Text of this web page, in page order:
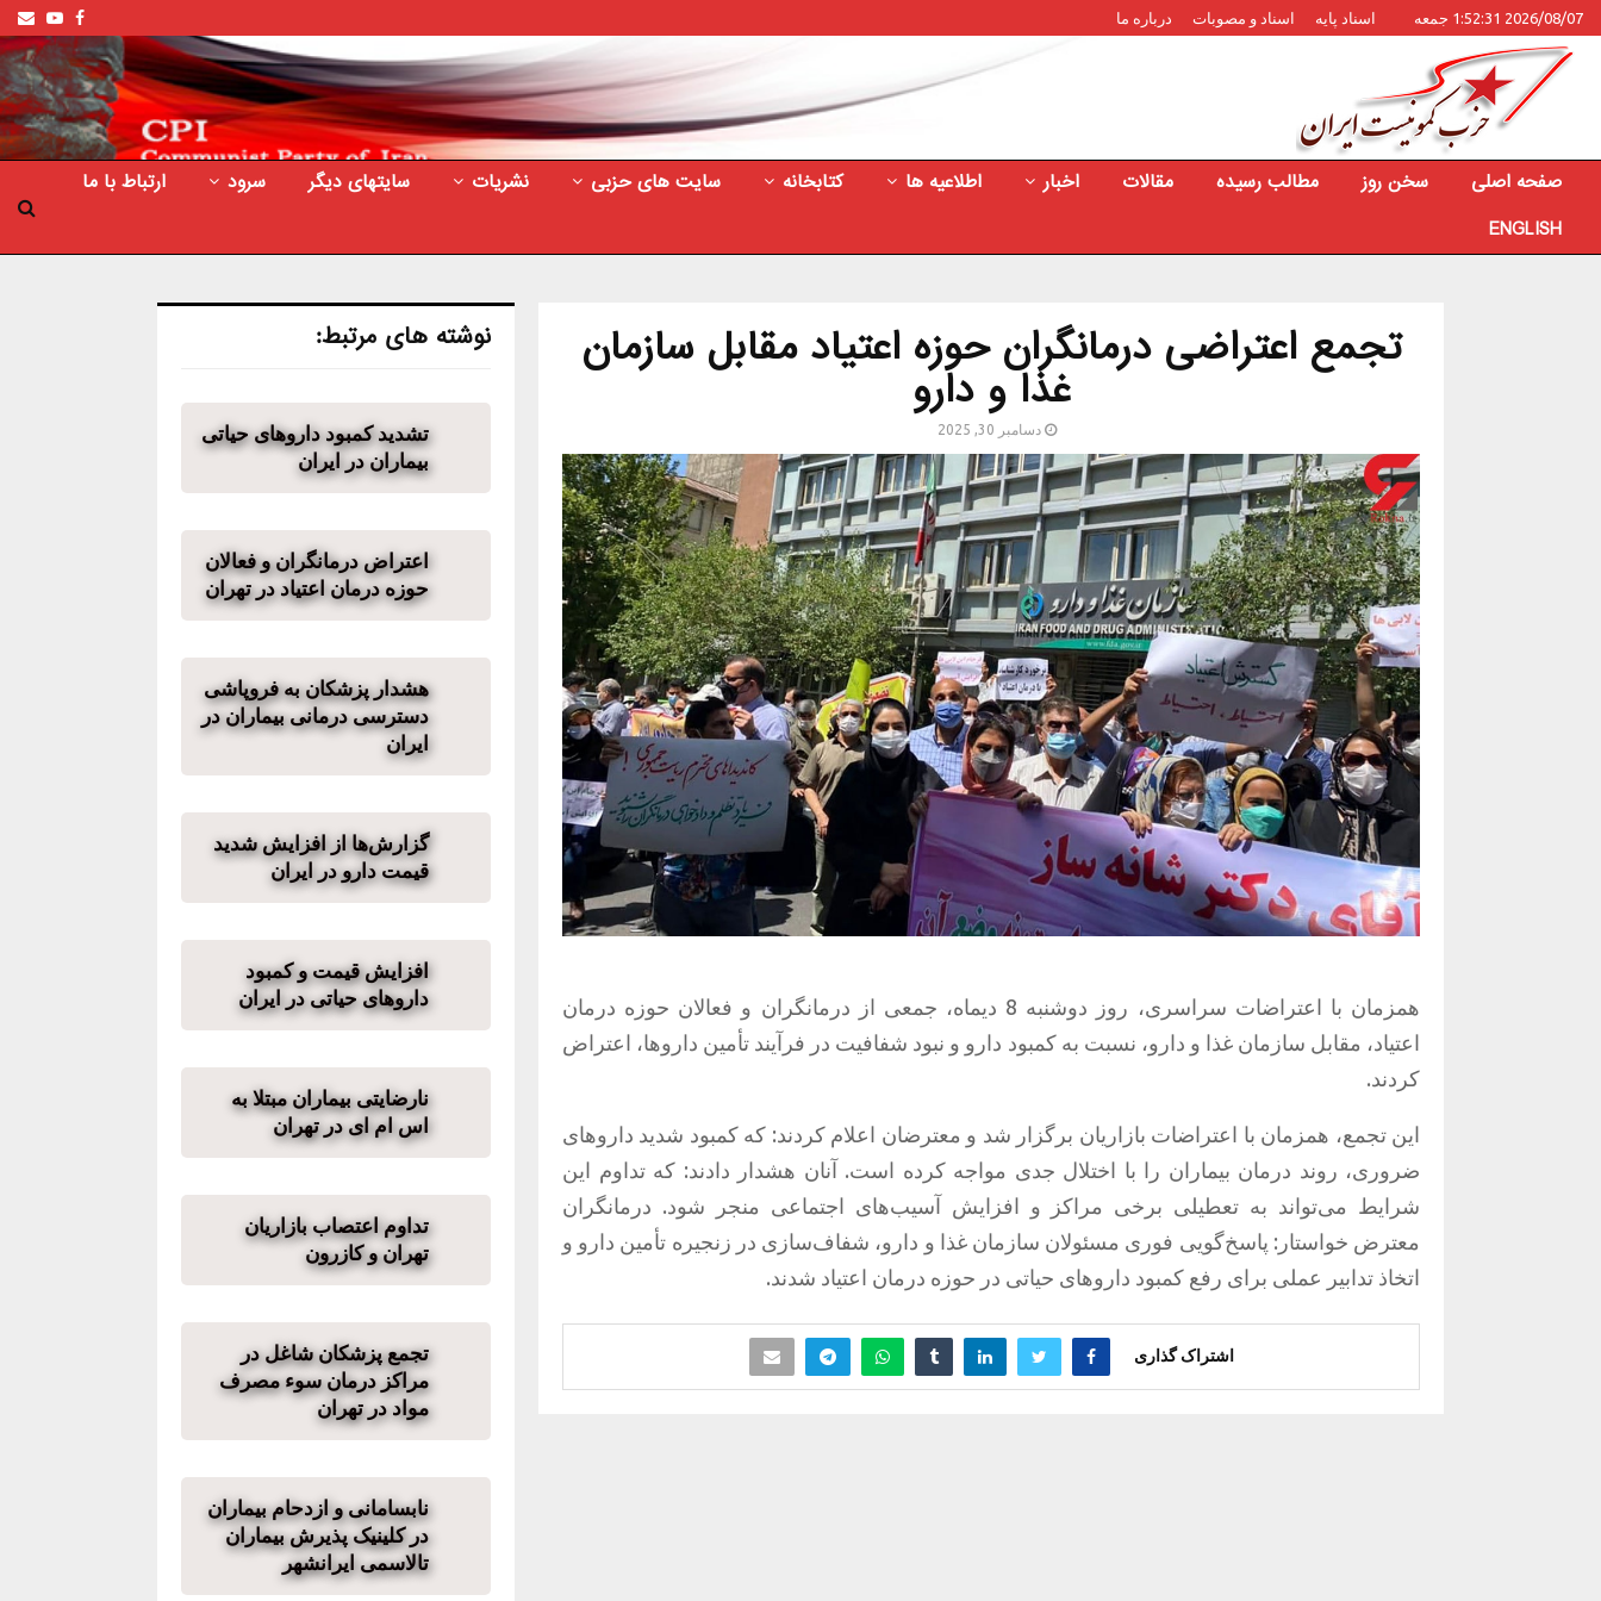
2026/08/07 1:52:31 جمعه اسناد پایه اسناد و مصوبات درباره ما Facebook
صفحه اصلی سخن روز مطالب رسیده مقالات اخبار اطلاعیه ها کتابخانه سایت های حزبی نشریات سایتهای دیگر سرود
ارتباط با ما
ENGLISH
تجمع اعتراضی درمانگران حوزه اعتیاد مقابل سازمان
غذا و دارو
دسامبر 30, 2025
همزمان با اعتراضات سراسری، روز دوشنبه 8 دیماه، جمعی از درمانگران و فعالان حوزه درمان
اعتیاد، مقابل سازمان غذا و دارو، نسبت به کمبود دارو و نبود شفافیت در فرآیند تأمین داروها، اعتراض
کردند.
این تجمع، همزمان با اعتراضات بازاریان برگزار شد و معترضان اعلام کردند: که کمبود شدید داروهای
ضروری، روند درمان بیماران را با اختلال جدی مواجه کرده است. آنان هشدار دادند: که تداوم این
شرایط می‌تواند به تعطیلی برخی مراکز و افزایش آسیب‌های اجتماعی منجر شود. درمانگران
معترض خواستار: پاسخ‌گویی فوری مسئولان سازمان غذا و دارو، شفاف‌سازی در زنجیره تأمین دارو و
اتخاذ تدابیر عملی برای رفع کمبود داروهای حیاتی در حوزه درمان اعتیاد شدند.
اشتراک گذاری
نوشته های مرتبط:
تشدید کمبود داروهای حیاتی
بیماران در ایران
اعتراض درمانگران و فعالان
حوزه درمان اعتیاد در تهران
هشدار پزشکان به فروپاشی
دسترسی درمانی بیماران در
ایران
گزارش‌ها از افزایش شدید
قیمت دارو در ایران
افزایش قیمت و کمبود
داروهای حیاتی در ایران
نارضایتی بیماران مبتلا به
اس‌ ام‌ ای در تهران
تداوم اعتصاب بازاریان
تهران و کازرون
تجمع پزشکان شاغل در
مراکز درمان سوء مصرف
مواد در تهران
نابسامانی و ازدحام بیماران
در کلینیک پذیرش بیماران
تالاسمی ایرانشهر